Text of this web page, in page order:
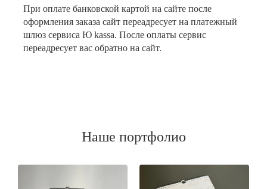
При оплате банковской картой на сайте после
оформления заказа сайт переадресует на платежный
шлюз сервиса Ю kassa. После оплаты сервис
переадресует вас обратно на сайт.
Наше портфолио